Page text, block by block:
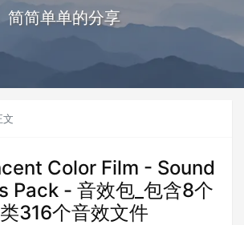
简简单单的分享
文
Color Film - Sound
Pack - 音效包_包含8个
316个音效文件